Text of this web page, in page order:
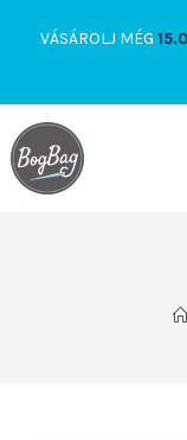
VÁSÁROLJ MÉG